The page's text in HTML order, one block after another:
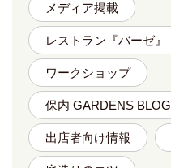
メディア掲載
レストラン『バーゼ』
ワークショップ
保内 GARDENS BLOG
出店者向け情報